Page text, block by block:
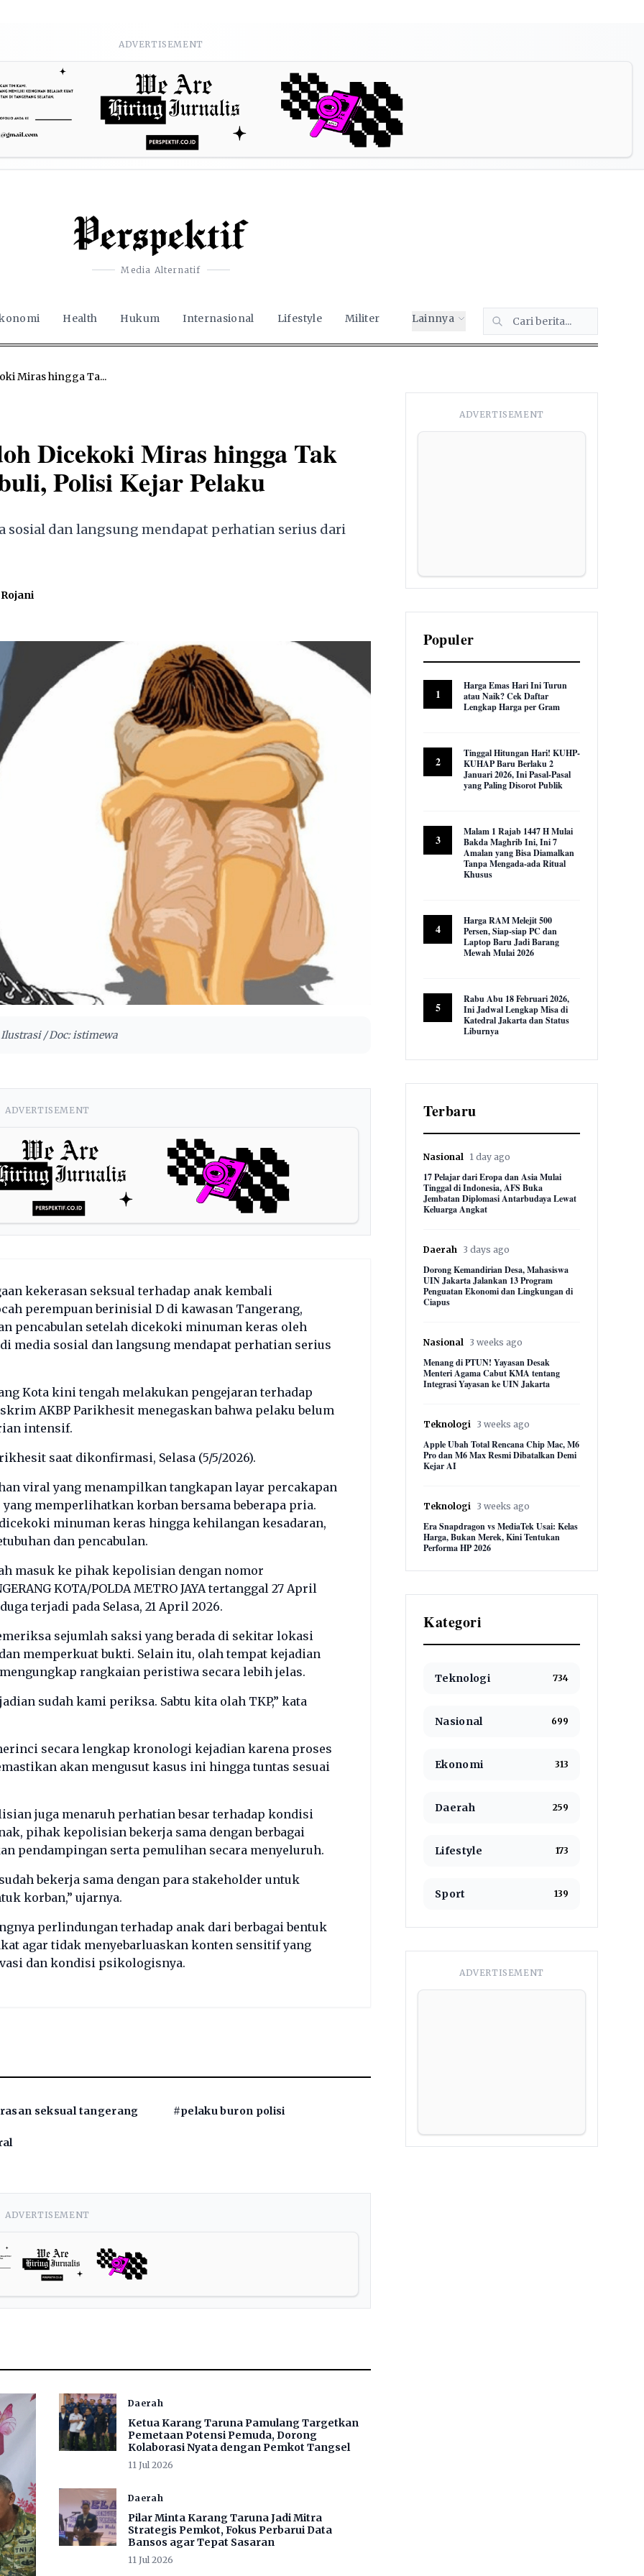
ADVERTISEMENT
Media Alternatif
Health Hukum Internasional Lifestyle Militer Lainnya
Miras hingga Ta...
Dicekoki Miras hingga Tak
Polisi Kejar Pelaku
dan langsung mendapat perhatian serius dari
/ Doc: istimewa
ADVERTISEMENT
kekerasan seksual terhadap anak kembali
perempuan berinisial D di kawasan Tangerang,
pencabulan setelah dicekoki minuman keras oleh
media sosial dan langsung mendapat perhatian serius
Kota kini tengah melakukan pengejaran terhadap
AKBP Parikhesit menegaskan bahwa pelaku belum
intensif.
saat dikonfirmasi, Selasa (5/5/2026).
viral yang menampilkan tangkapan layar percakapan
memperlihatkan korban bersama beberapa pria.
minuman keras hingga kehilangan kesadaran,
dan pencabulan.
masuk ke pihak kepolisian dengan nomor
KOTA/POLDA METRO JAYA tertanggal 27 April
terjadi pada Selasa, 21 April 2026.
sejumlah saksi yang berada di sekitar lokasi
memperkuat bukti. Selain itu, olah tempat kejadian
rangkaian peristiwa secara lebih jelas.
sudah kami periksa. Sabtu kita olah TKP,” kata
secara lengkap kronologi kejadian karena proses
akan mengusut kasus ini hingga tuntas sesuai
juga menaruh perhatian besar terhadap kondisi
pihak kepolisian bekerja sama dengan berbagai
pendampingan serta pemulihan secara menyeluruh.
bekerja sama dengan para stakeholder untuk
korban,” ujarnya.
perlindungan terhadap anak dari berbagai bentuk
agar tidak menyebarluaskan konten sensitif yang
dan kondisi psikologisnya.
seksual tangerang #pelaku buron polisi
ADVERTISEMENT
Daerah
Ketua Karang Taruna Pamulang Targetkan
Pemetaan Potensi Pemuda, Dorong
Kolaborasi Nyata dengan Pemkot Tangsel
11 Jul 2026
Daerah
Pilar Minta Karang Taruna Jadi Mitra
Strategis Pemkot, Fokus Perbarui Data
Bansos agar Tepat Sasaran
11 Jul 2026
ADVERTISEMENT
Populer
1
Harga Emas Hari Ini Turun
atau Naik? Cek Daftar
Lengkap Harga per Gram
2
Tinggal Hitungan Hari! KUHP-
KUHAP Baru Berlaku 2
Januari 2026, Ini Pasal-Pasal
yang Paling Disorot Publik
3
Malam 1 Rajab 1447 H Mulai
Bakda Maghrib Ini, Ini 7
Amalan yang Bisa Diamalkan
Tanpa Mengada-ada Ritual
Khusus
4
Harga RAM Melejit 500
Persen, Siap-siap PC dan
Laptop Baru Jadi Barang
Mewah Mulai 2026
5
Rabu Abu 18 Februari 2026,
Ini Jadwal Lengkap Misa di
Katedral Jakarta dan Status
Liburnya
Terbaru
Nasional 1 day ago
17 Pelajar dari Eropa dan Asia Mulai
Tinggal di Indonesia, AFS Buka
Jembatan Diplomasi Antarbudaya Lewat
Keluarga Angkat
Daerah 3 days ago
Dorong Kemandirian Desa, Mahasiswa
UIN Jakarta Jalankan 13 Program
Penguatan Ekonomi dan Lingkungan di
Ciapus
Nasional 3 weeks ago
Menang di PTUN! Yayasan Desak
Menteri Agama Cabut KMA tentang
Integrasi Yayasan ke UIN Jakarta
Teknologi 3 weeks ago
Apple Ubah Total Rencana Chip Mac, M6
Pro dan M6 Max Resmi Dibatalkan Demi
Kejar AI
Teknologi 3 weeks ago
Era Snapdragon vs MediaTek Usai: Kelas
Harga, Bukan Merek, Kini Tentukan
Performa HP 2026
Kategori
Teknologi 734
Nasional 699
Ekonomi 313
Daerah 259
Lifestyle 173
Sport 139
ADVERTISEMENT